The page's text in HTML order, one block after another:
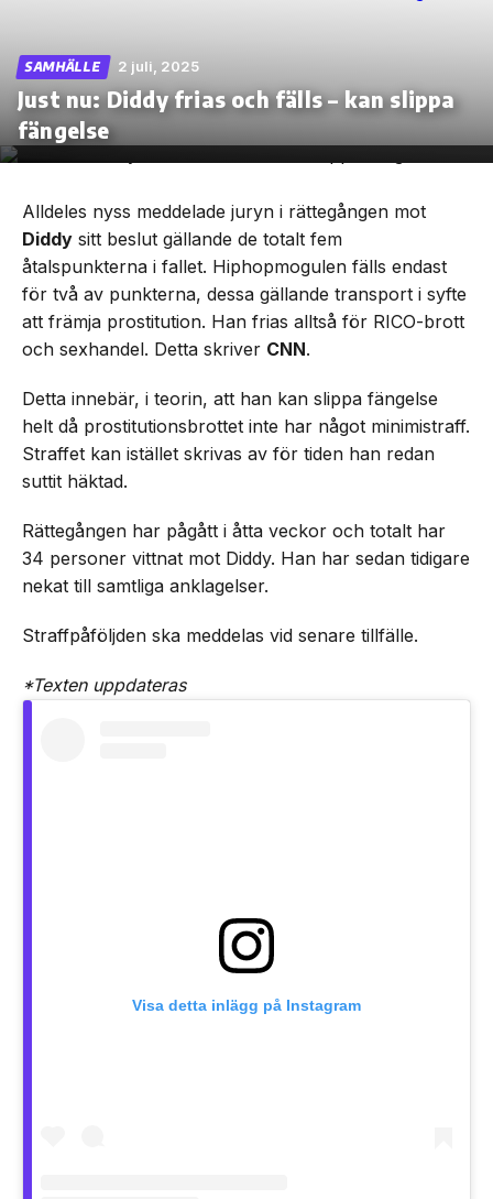
Skip
the
SAMHÄLLE 2 juli, 2025
Just nu: Diddy frias och fälls – kan slippa
fängelse
Alldeles nyss meddelade juryn i rättegången mot
Diddy sitt beslut gällande de totalt fem
åtalspunkterna i fallet. Hiphopmogulen fälls endast
för två av punkterna, dessa gällande transport i syfte
att främja prostitution. Han frias alltså för RICO-brott
och sexhandel. Detta skriver CNN.
Detta innebär, i teorin, att han kan slippa fängelse
helt då prostitutionsbrottet inte har något minimistraff.
Straffet kan istället skrivas av för tiden han redan
suttit häktad.
Rättegången har pågått i åtta veckor och totalt har
34 personer vittnat mot Diddy. Han har sedan tidigare
nekat till samtliga anklagelser.
Straffpåföljden ska meddelas vid senare tillfälle.
*Texten uppdateras
Visa detta inlägg på Instagram